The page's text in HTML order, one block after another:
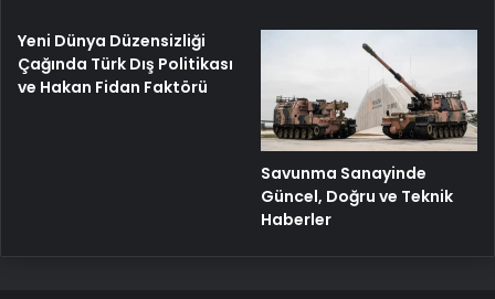
Yeni Dünya Düzensizliği
Çağında Türk Dış Politikası
ve Hakan Fidan Faktörü
Savunma Sanayinde
Güncel, Doğru ve Teknik
Haberler